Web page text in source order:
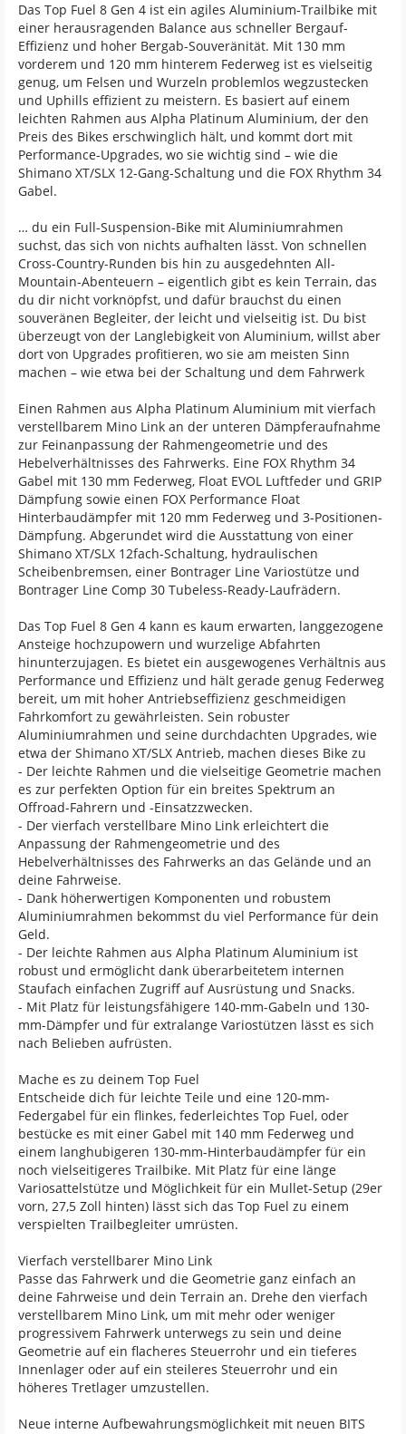
Das Top Fuel 8 Gen 4 ist ein agiles Aluminium-Trailbike mit
einer herausragenden Balance aus schneller Bergauf-
Effizienz und hoher Bergab-Souveränität. Mit 130 mm
vorderem und 120 mm hinterem Federweg ist es vielseitig
genug, um Felsen und Wurzeln problemlos wegzustecken
und Uphills effizient zu meistern. Es basiert auf einem
leichten Rahmen aus Alpha Platinum Aluminium, der den
Preis des Bikes erschwinglich hält, und kommt dort mit
Performance-Upgrades, wo sie wichtig sind – wie die
Shimano XT/SLX 12-Gang-Schaltung und die FOX Rhythm 34
Gabel.
… du ein Full-Suspension-Bike mit Aluminiumrahmen
suchst, das sich von nichts aufhalten lässt. Von schnellen
Cross-Country-Runden bis hin zu ausgedehnten All-
Mountain-Abenteuern – eigentlich gibt es kein Terrain, das
du dir nicht vorknöpfst, und dafür brauchst du einen
souveränen Begleiter, der leicht und vielseitig ist. Du bist
überzeugt von der Langlebigkeit von Aluminium, willst aber
dort von Upgrades profitieren, wo sie am meisten Sinn
machen – wie etwa bei der Schaltung und dem Fahrwerk
Einen Rahmen aus Alpha Platinum Aluminium mit vierfach
verstellbarem Mino Link an der unteren Dämpferaufnahme
zur Feinanpassung der Rahmengeometrie und des
Hebelverhältnisses des Fahrwerks. Eine FOX Rhythm 34
Gabel mit 130 mm Federweg, Float EVOL Luftfeder und GRIP
Dämpfung sowie einen FOX Performance Float
Hinterbaudämpfer mit 120 mm Federweg und 3-Positionen-
Dämpfung. Abgerundet wird die Ausstattung von einer
Shimano XT/SLX 12fach-Schaltung, hydraulischen
Scheibenbremsen, einer Bontrager Line Variostütze und
Bontrager Line Comp 30 Tubeless-Ready-Laufrädern.
Das Top Fuel 8 Gen 4 kann es kaum erwarten, langgezogene
Ansteige hochzupowern und wurzelige Abfahrten
hinunterzujagen. Es bietet ein ausgewogenes Verhältnis aus
Performance und Effizienz und hält gerade genug Federweg
bereit, um mit hoher Antriebseffizienz geschmeidigen
Fahrkomfort zu gewährleisten. Sein robuster
Aluminiumrahmen und seine durchdachten Upgrades, wie
etwa der Shimano XT/SLX Antrieb, machen dieses Bike zu
- Der leichte Rahmen und die vielseitige Geometrie machen
es zur perfekten Option für ein breites Spektrum an
Offroad-Fahrern und -Einsatzzwecken.
- Der vierfach verstellbare Mino Link erleichtert die
Anpassung der Rahmengeometrie und des
Hebelverhältnisses des Fahrwerks an das Gelände und an
deine Fahrweise.
- Dank höherwertigen Komponenten und robustem
Aluminiumrahmen bekommst du viel Performance für dein
Geld.
- Der leichte Rahmen aus Alpha Platinum Aluminium ist
robust und ermöglicht dank überarbeitetem internen
Staufach einfachen Zugriff auf Ausrüstung und Snacks.
- Mit Platz für leistungsfähigere 140-mm-Gabeln und 130-
mm-Dämpfer und für extralange Variostützen lässt es sich
nach Belieben aufrüsten.
Mache es zu deinem Top Fuel
Entscheide dich für leichte Teile und eine 120-mm-
Federgabel für ein flinkes, federleichtes Top Fuel, oder
bestücke es mit einer Gabel mit 140 mm Federweg und
einem langhubigeren 130-mm-Hinterbaudämpfer für ein
noch vielseitigeres Trailbike. Mit Platz für eine länge
Variosattelstütze und Möglichkeit für ein Mullet-Setup (29er
vorn, 27,5 Zoll hinten) lässt sich das Top Fuel zu einem
verspielten Trailbegleiter umrüsten.
Vierfach verstellbarer Mino Link
Passe das Fahrwerk und die Geometrie ganz einfach an
deine Fahrweise und dein Terrain an. Drehe den vierfach
verstellbarem Mino Link, um mit mehr oder weniger
progressivem Fahrwerk unterwegs zu sein und deine
Geometrie auf ein flacheres Steuerrohr und ein tieferes
Innenlager oder auf ein steileres Steuerrohr und ein
höheres Tretlager umzustellen.
Neue interne Aufbewahrungsmöglichkeit mit neuen BITS